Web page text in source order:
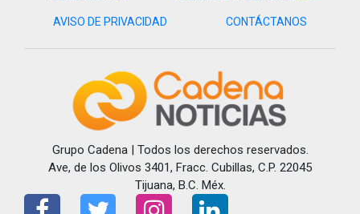
AVISO DE PRIVACIDAD CONTÁCTANOS
Grupo Cadena | Todos los derechos reservados.
Ave, de los Olivos 3401, Fracc. Cubillas, C.P. 22045
Tijuana, B.C. Méx.